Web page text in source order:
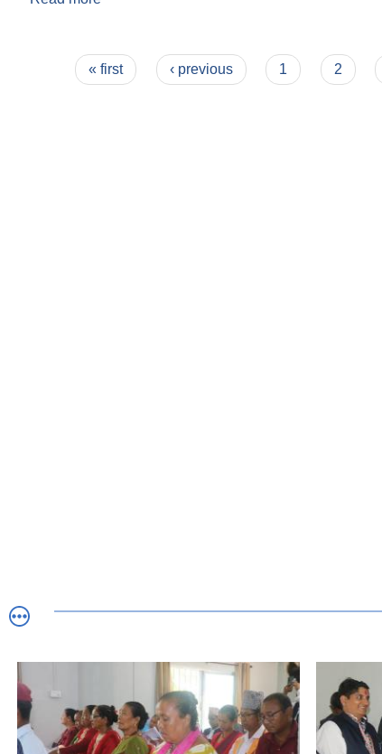
Pages« first ‹ previous 1 2